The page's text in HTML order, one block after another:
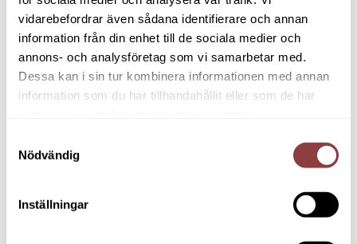
vidarebefordrar även sådana identifierare och annan
information från din enhet till de sociala medier och
annons- och analysföretag som vi samarbetar med.
Dessa kan i sin tur kombinera informationen med annan
information som du har tillhandahållit eller som de har
Nödvändig
Inställningar